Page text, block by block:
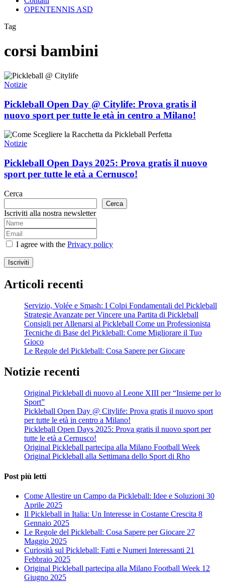
OPENTENNIS ASD
Tag
corsi bambini
Pickleball
Open
@
Citylife:
Prova
gratis
il
nuovo
per
tutte
età
in
centro
a
Milano!
Notizie
Pickleball Open Day @ Citylife: Prova gratis il
nuovo sport per tutte le età in centro a Milano!
Pickleball
Open
2025:
Prova
gratis
nuovo
per
tutte
le
età
Cernusco!
Notizie
Pickleball Open Days 2025: Prova gratis il nuovo
sport per tutte le età a Cernusco!
Cerca
Cerca
Iscriviti alla nostra newsletter
I agree with the Privacy policy
Iscriviti
Articoli recenti
Servizio, Volée e Smash: I Colpi Fondamentali del Pickleball
Strategie Avanzate per Vincere una Partita di Pickleball
Consigli per Allenarsi al Pickleball Come un Professionista
Tecniche di Base del Pickleball: Come Migliorare il Tuo
Gioco
Le Regole del Pickleball: Cosa Sapere per Giocare
Notizie recenti
Original Pickleball di nuovo al Leone XIII per “Insieme per lo
Sport”
Pickleball Open Day @ Citylife: Prova gratis il nuovo sport
per tutte le età in centro a Milano!
Pickleball Open Days 2025: Prova gratis il nuovo sport per
tutte le età a Cernusco!
Original Pickleball partecipa alla Milano Football Week
Original Pickleball alla Settimana dello Sport di Rho
Post più letti
Come Allestire un Campo da Pickleball: Idee e Soluzioni 30
Aprile 2025
Il Pickleball in Italia: Un Interesse in Costante Crescita 8
Gennaio 2025
Le Regole del Pickleball: Cosa Sapere per Giocare 27
Maggio 2025
Curiosità sul Pickleball: Fatti e Numeri Interessanti 21
Febbraio 2025
Original Pickleball partecipa alla Milano Football Week 12
Giugno 2025